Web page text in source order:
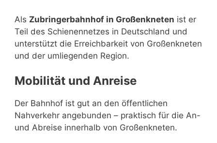
Als Zubringerbahnhof in Großenkneten ist er
Teil des Schienennetzes in Deutschland und
unterstützt die Erreichbarkeit von Großenkneten
und der umliegenden Region.
Mobilität und Anreise
Der Bahnhof ist gut an den öffentlichen
Nahverkehr angebunden – praktisch für die An-
und Abreise innerhalb von Großenkneten.